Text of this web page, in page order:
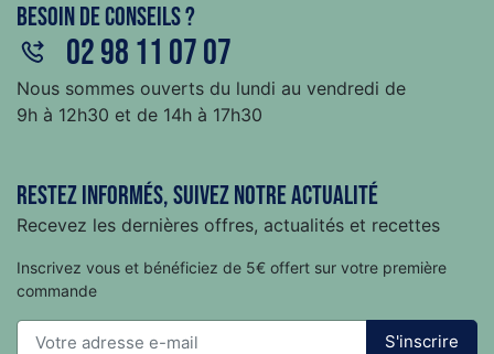
Besoin de conseils ?
02 98 11 07 07
Nous sommes ouverts du lundi au vendredi de
9h à 12h30 et de 14h à 17h30
Restez informés, suivez notre actualité
Recevez les dernières offres, actualités et recettes
Inscrivez vous et bénéficiez de 5€ offert sur votre première
commande
S'inscrire